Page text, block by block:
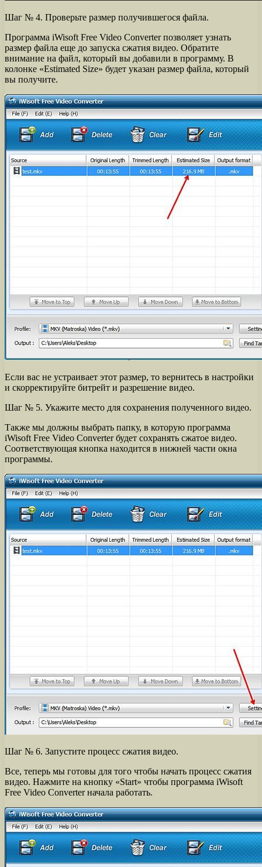
Шаг № 4. Проверьте размер получившегося файла.
Программа iWisoft Free Video Converter позволяет узнать
размер файла еще до запуска сжатия видео. Обратите
внимание на файл, который вы добавили в программу. В
колонке «Estimated Size» будет указан размер файла, который
вы получите.
Если вас не устраивает этот размер, то вернитесь в настройки
и скорректируйте битрейт и разрешение видео.
Шаг № 5. Укажите место для сохранения полученного видео.
Также мы должны выбрать папку, в которую программа
iWisoft Free Video Converter будет сохранять сжатое видео.
Соответствующая кнопка находится в нижней части окна
программы.
Шаг № 6. Запустите процесс сжатия видео.
Все, теперь мы готовы для того чтобы начать процесс сжатия
видео. Нажмите на кнопку «Start» чтобы программа iWisoft
Free Video Converter начала работать.